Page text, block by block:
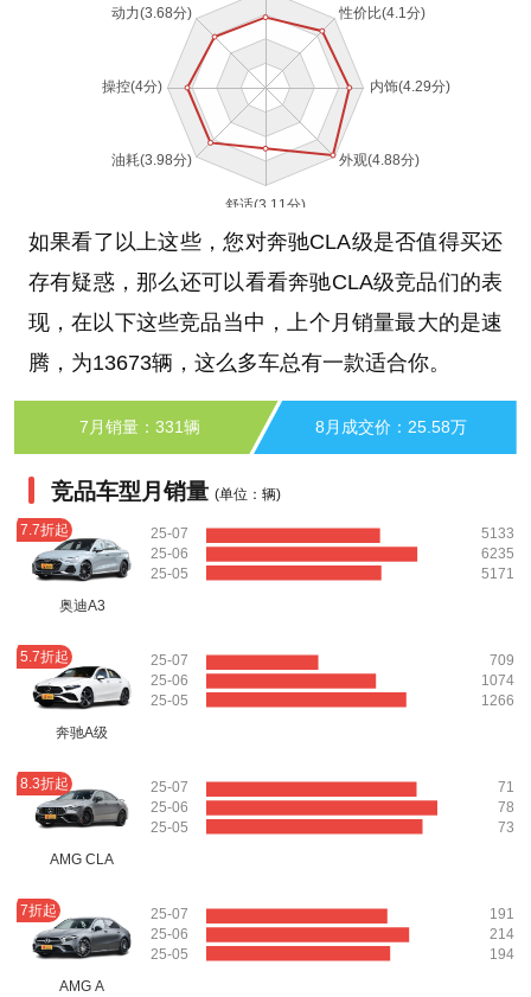
如果看了以上这些，您对奔驰CLA级是否值得买还
存有疑惑，那么还可以看看奔驰CLA级竞品们的表
现，在以下这些竞品当中，上个月销量最大的是速
腾，为13673辆，这么多车总有一款适合你。
7月销量：331辆 8月成交价：25.58万
竞品车型月销量 (单位：辆)
7.7折起
奥迪A3
25-07
25-06
25-05
5133
6235
5171
5.7折起
奔驰A级
25-07
25-06
25-05
709
1074
1266
8.3折起
AMG CLA
25-07
25-06
25-05
71
78
73
7折起
AMG A
25-07
25-06
25-05
191
214
194